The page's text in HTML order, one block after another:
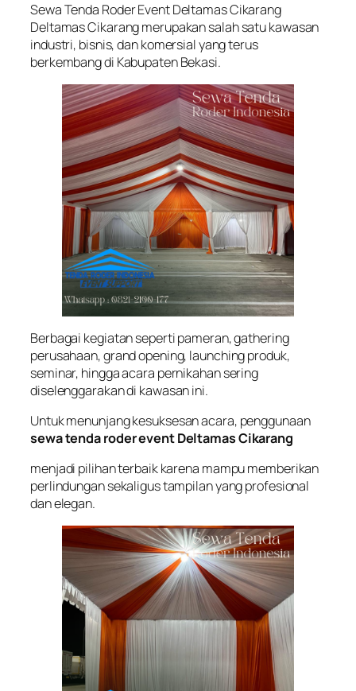
Sewa Tenda Roder Event Deltamas Cikarang
Deltamas Cikarang merupakan salah satu kawasan
industri, bisnis, dan komersial yang terus
berkembang di Kabupaten Bekasi.
Berbagai kegiatan seperti pameran, gathering
perusahaan, grand opening, launching produk,
seminar, hingga acara pernikahan sering
diselenggarakan di kawasan ini.
Untuk menunjang kesuksesan acara, penggunaan
sewa tenda roder event Deltamas Cikarang
menjadi pilihan terbaik karena mampu memberikan
perlindungan sekaligus tampilan yang profesional
dan elegan.